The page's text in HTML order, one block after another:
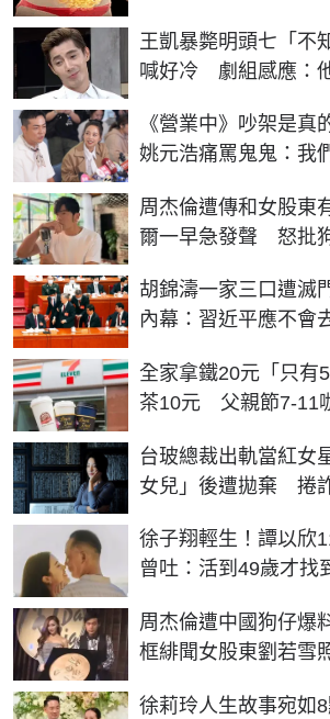
王凱暴斃明頭七「不
喊好冷 劇組感應：
《營業中》吵架是真
姚元浩痛罵鬼鬼：我
周杰倫遭傳和女股東
爾一早急發聲 怒批
胡錦濤一家三口遭滅
內幕：習近平應不會
全家拿鐵20元「只有
茶10元 父親節7-11
台玻總裁出軌當紅女
女兒」後遭拋棄 捲
徐子翔輕生！譚以
曾吐：活到49歲才找
周杰倫遭中國狗仔爆
框緋聞女股東劉若雪
徐莉玲人生故事宛如